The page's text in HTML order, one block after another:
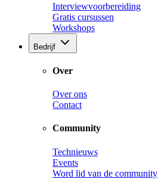
Interviewvoorbereiding
Gratis cursussen
Workshops
Bedrijf
Over
Over ons
Contact
Community
Technieuws
Events
Word lid van de community